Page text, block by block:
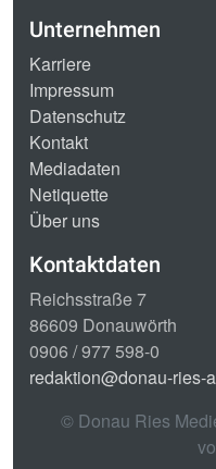
Unternehmen
Karriere
Impressum
Datenschutz
Kontakt
Mediadaten
Netiquette
Über uns
Kontaktdaten
Reichsstraße 7
86609 Donauwörth
0906 / 977 598-0
redaktion@donau-ries-
© Donau Ries